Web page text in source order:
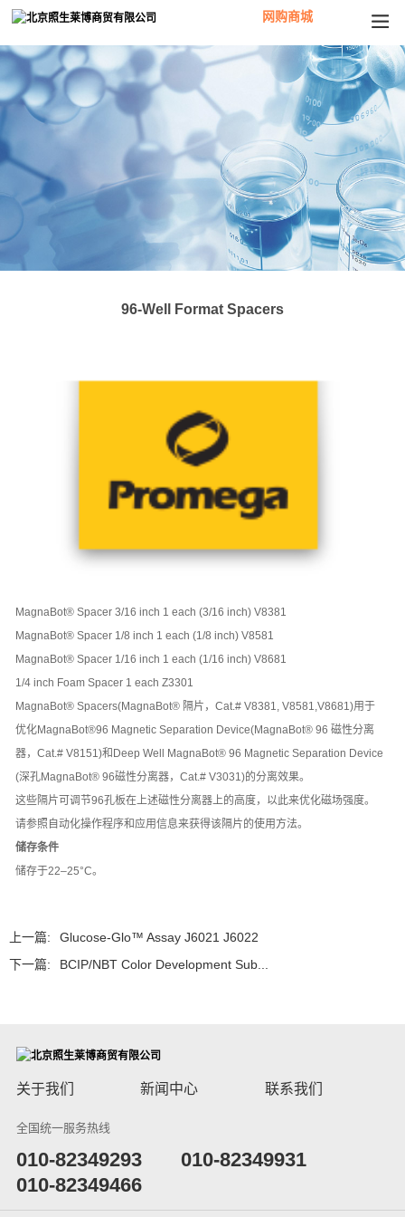
网购商城
96-Well Format Spacers
MagnaBot® Spacer 3/16 inch 1 each (3/16 inch) V8381
MagnaBot® Spacer 1/8 inch 1 each (1/8 inch) V8581
MagnaBot® Spacer 1/16 inch 1 each (1/16 inch) V8681
1/4 inch Foam Spacer 1 each Z3301
MagnaBot® Spacers(MagnaBot® 隔片，Cat.# V8381, V8581,V8681)用于
优化MagnaBot®96 Magnetic Separation Device(MagnaBot® 96 磁性分离
器，Cat.# V8151)和Deep Well MagnaBot® 96 Magnetic Separation Device
(深孔MagnaBot® 96磁性分离器，Cat.# V3031)的分离效果。
这些隔片可调节96孔板在上述磁性分离器上的高度，以此来优化磁场强度。
请参照自动化操作程序和应用信息来获得该隔片的使用方法。
储存条件
储存于22–25°C。
上一篇:
Glucose-Glo™ Assay J6021 J6022
下一篇:
BCIP/NBT Color Development Sub...
关于我们 新闻中心 联系我们
全国统一服务热线
​010-82349293
010-82349931
010-82349466